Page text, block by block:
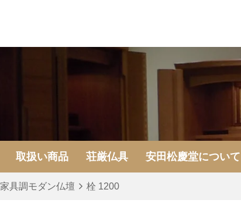
取扱い商品 荘厳仏具 安田松慶堂について
家具調モダン仏壇 栓 1200